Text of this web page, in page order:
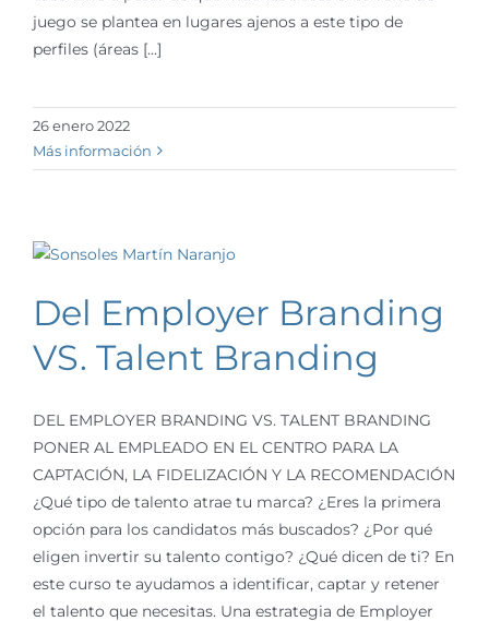
juego se plantea en lugares ajenos a este tipo de
perfiles (áreas [...]
26 enero 2022
Más información
Del Employer Branding
VS. Talent Branding
DEL EMPLOYER BRANDING VS. TALENT BRANDING
PONER AL EMPLEADO EN EL CENTRO PARA LA
CAPTACIÓN, LA FIDELIZACIÓN Y LA RECOMENDACIÓN
¿Qué tipo de talento atrae tu marca? ¿Eres la primera
opción para los candidatos más buscados? ¿Por qué
eligen invertir su talento contigo? ¿Qué dicen de ti? En
este curso te ayudamos a identificar, captar y retener
el talento que necesitas. Una estrategia de Employer